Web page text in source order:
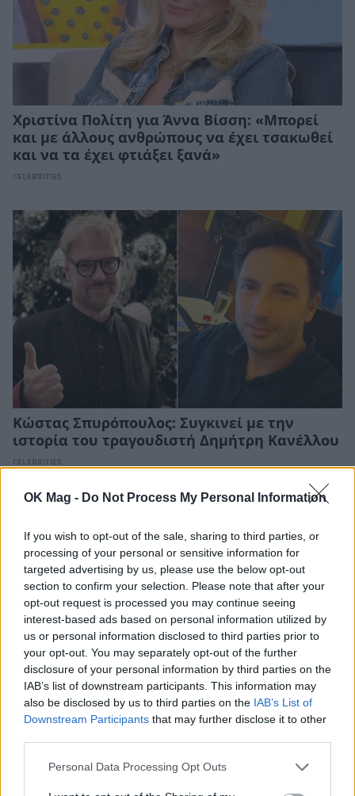
OK Mag - Do Not Process My Personal Information
If you wish to opt-out of the sale, sharing to third parties, or
processing of your personal or sensitive information for
targeted advertising by us, please use the below opt-out
section to confirm your selection. Please note that after your
opt-out request is processed you may continue seeing
interest-based ads based on personal information utilized by
us or personal information disclosed to third parties prior to
your opt-out. You may separately opt-out of the further
disclosure of your personal information by third parties on the
IAB’s list of downstream participants. This information may
also be disclosed by us to third parties on the IAB’s List of
Downstream Participants that may further disclose it to other
Personal Data Processing Opt Outs
Χριστίνα Πολίτη για Άννα Βίσση: «Μπορεί
και με άλλους ανθρώπους να έχει τσακωθεί
και να τα έχει φτιάξει ξανά»
CELEBRITIES
Κώστας Σπυρόπουλος: Συγκινεί με την
ιστορία του τραγουδιστή Δημήτρη Κανέλλου
CELEBRITIES
ΑΛΕΞ ΠΟΛΙΤΗΣ
ΧΡΙΣΤΙΝΑ ΠΟΛΙΤΗ
ΠΕΡΙΣΣΟΤΕΡΑ ΣΤΟ